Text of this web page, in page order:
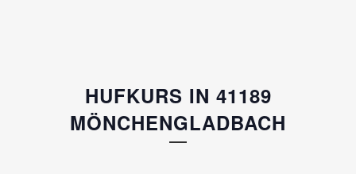
HUFKURS IN 41189
MÖNCHENGLADBACH